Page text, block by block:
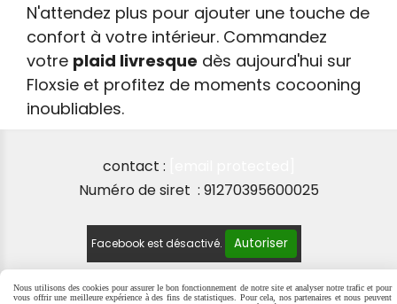
N'attendez plus pour ajouter une touche de
confort à votre intérieur. Commandez
votre plaid livresque dès aujourd'hui sur
Floxsie et profitez de moments cocooning
inoubliables.
contact :
Numéro de siret : 91270395600025
Facebook est désactivé. Autoriser
Nous utilisons des cookies pour assurer le bon fonctionnement de notre site et analyser notre trafic et pour
vous offrir une meilleure expérience à des fins de statistiques. Pour cela, nos partenaires et nous peuvent